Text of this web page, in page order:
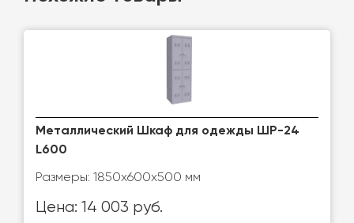
Металлический Шкаф для одежды ШР-24
L600
Размеры: 1850х600х500 мм
Цена: 14 003 руб.